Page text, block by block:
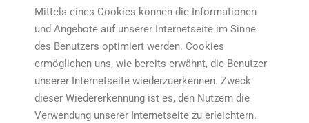
Mittels eines Cookies können die Informationen
und Angebote auf unserer Internetseite im Sinne
des Benutzers optimiert werden. Cookies
ermöglichen uns, wie bereits erwähnt, die Benutzer
unserer Internetseite wiederzuerkennen. Zweck
dieser Wiedererkennung ist es, den Nutzern die
Verwendung unserer Internetseite zu erleichtern.